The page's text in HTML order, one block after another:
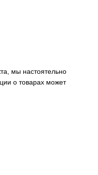
мы настоятельно
о товарах может